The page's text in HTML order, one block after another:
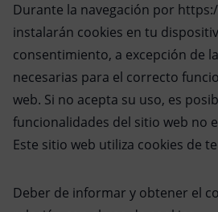
Durante la navegación por
instalarán cookies en tu
consentimiento, a excepción de
necesarias para el correcto
web. Si no acepta su uso, es
funcionalidades del sitio web no
Este sitio web utiliza cookies de
Deber de informar y obtener el